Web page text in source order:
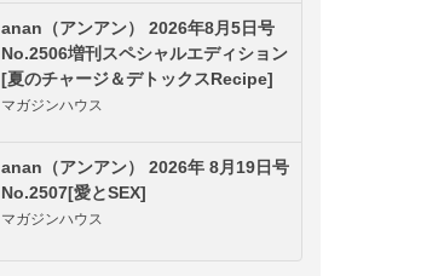
anan（アンアン） 2026年8月5日号
No.2506増刊スペシャルエディション
[夏のチャージ＆デトックスRecipe]
マガジンハウス
anan（アンアン） 2026年 8月19日号
No.2507[愛とSEX]
マガジンハウス